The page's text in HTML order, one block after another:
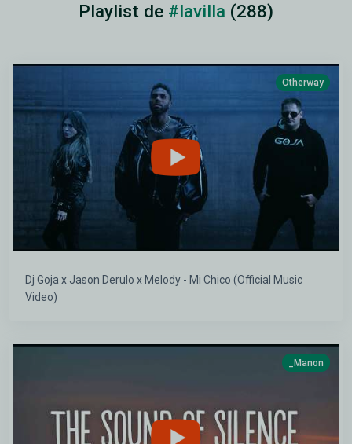
Playlist de #lavilla (288)
Otherway
Dj Goja x Jason Derulo x Melody - Mi Chico (Official Music
Video)
_Manon